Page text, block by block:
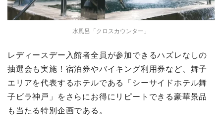
水風呂「クロスカウンター」
レディースデー入館者全員が参加できるハズレなしの
抽選会も実施！宿泊券やバイキング利用券など、舞子
エリアを代表するホテルである「シーサイドホテル舞
子ビラ神戸」をさらにお得にリピートできる豪華景品
も当たる特別企画である。